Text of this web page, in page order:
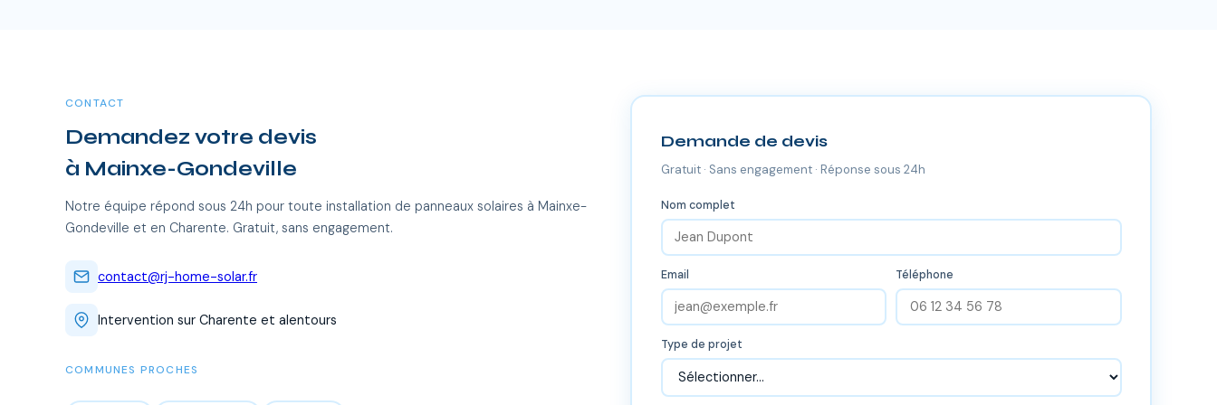
CONTACT
Demandez votre devis
à Mainxe-Gondeville
Notre équipe répond sous 24h pour toute installation de panneaux solaires à Mainxe-
Gondeville et en Charente. Gratuit, sans engagement.
contact@rj-home-solar.fr
Intervention sur Charente et alentours
COMMUNES PROCHES
Demande de devis
Gratuit · Sans engagement · Réponse sous 24h
Nom complet
Email Téléphone
Type de projet